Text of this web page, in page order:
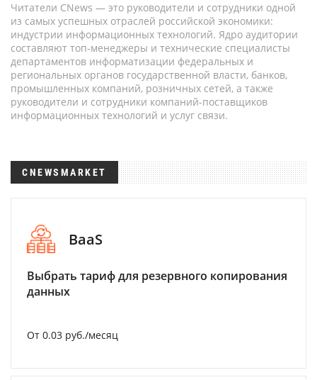
Читатели CNews — это руководители и сотрудники одной
из самых успешных отраслей российской экономики:
индустрии информационных технологий. Ядро аудитории
составляют топ-менеджеры и технические специалисты
департаментов информатизации федеральных и
региональных органов государственной власти, банков,
промышленных компаний, розничных сетей, а также
руководители и сотрудники компаний-поставщиков
информационных технологий и услуг связи.
CNEWSMARKET
BaaS
Выбрать тариф для резервного копирования
данных
От 0.03 руб./месяц